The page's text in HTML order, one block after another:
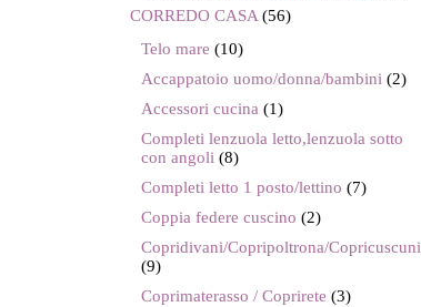
CORREDO CASA (56)
Telo mare (10)
Accappatoio uomo/donna/bambini (2)
Accessori cucina (1)
Completi lenzuola letto,lenzuola sotto
con angoli (8)
Completi letto 1 posto/lettino (7)
Coppia federe cuscino (2)
Copridivani/Copripoltrona/Copricuscuni
(9)
Coprimaterasso / Coprirete (3)